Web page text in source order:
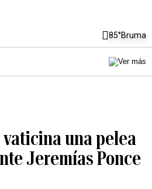
85°Bruma
una pelea
Jeremías Ponce